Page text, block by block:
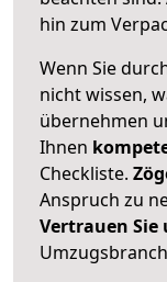
hin zum
Wenn Sie
nicht wissen,
übernehmen
Ihnen
Checkliste.
Anspruch zu
Vertrauen Sie